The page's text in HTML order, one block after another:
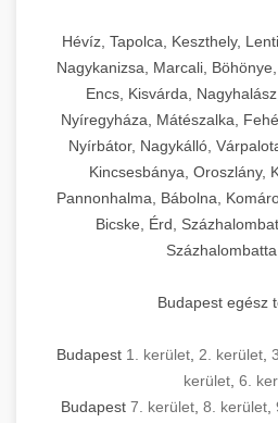
Hévíz, Tapolca, Keszthely,
Nagykanizsa, Marcali,
Encs, Kisvárda,
Nyíregyháza, Mátészalka,
Nyírbátor, Nagykálló,
Kincsesbánya, Oroszlány,
Pannonhalma, Bábolna,
Bicske, Érd,
Budapest egész
Budapest 1. kerület, 2. kerület,
kerület, 6.
Budapest 7. kerület, 8. kerület,